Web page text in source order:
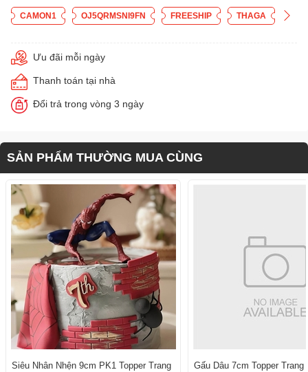
CAMON1 OJ5QRMSNI9FN FREESHIP THAGA
Ưu đãi mỗi ngày
Thanh toán tại nhà
Đổi trả trong vòng 3 ngày
SẢN PHẨM THƯỜNG MUA CÙNG
Siêu Nhân Nhện 9cm PK1 Topper Trang Gấu Dâu 7cm Topper Trang